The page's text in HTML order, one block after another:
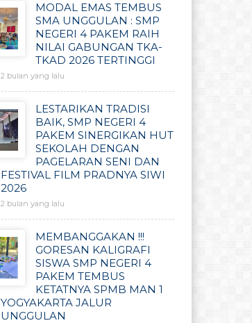
MODAL EMAS TEMBUS
SMA UNGGULAN : SMP
NEGERI 4 PAKEM RAIH
NILAI GABUNGAN TKA-
TKAD 2026 TERTINGGI
2 bulan yang lalu
LESTARIKAN TRADISI
BAIK, SMP NEGERI 4
PAKEM SINERGIKAN HUT
SEKOLAH DENGAN
PAGELARAN SENI DAN
FESTIVAL FILM PRADNYA SIWI
2026
2 bulan yang lalu
MEMBANGGAKAN !!!
GORESAN KALIGRAFI
SISWA SMP NEGERI 4
PAKEM TEMBUS
KETATNYA SPMB MAN 1
YOGYAKARTA JALUR
UNGGULAN